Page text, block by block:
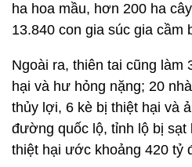
ha hoa mầu, hơn 200 ha
13.840 con gia súc gia cầm
Ngoài ra, thiên tai cũng làm
hại và hư hỏng nặng; 20
thủy lợi, 6 kè bị thiệt hại và
đường quốc lộ, tỉnh lộ bị
thiệt hại ước khoảng 420 tỷ